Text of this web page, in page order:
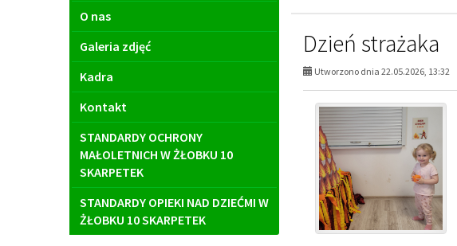
główne
O nas
Galeria zdjęć
Kadra
Kontakt
STANDARDY OCHRONY
MAŁOLETNICH W ŻŁOBKU 10
SKARPETEK
STANDARDY OPIEKI NAD DZIEĆMI W
ŻŁOBKU 10 SKARPETEK
Dzień strażaka
Utworzono dnia 22.05.2026, 13:32